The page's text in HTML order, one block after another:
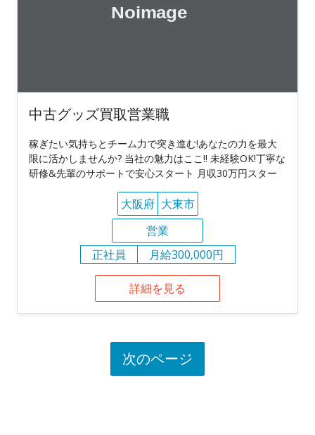
中古グッズ買取営業職
稼ぎたい気持ちとチーム力で突き進む!あなたの力を最大
限に活かしませんか? 当社の魅力はここ!! 未経験OK!丁寧な
研修&先輩のサポートで安心スタート 月収30万円スター
大阪府 大東市
営業
正社員
月給300,000円
詳細を見る
次のページ